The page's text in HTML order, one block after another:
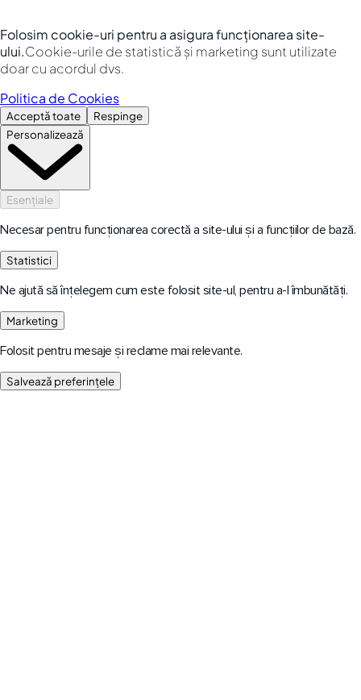
Folosim cookie-uri pentru a asigura funcționarea site-
ului.Cookie-urile de statistică și marketing sunt utilizate
doar cu acordul dvs.
Politica de Cookies
Acceptă toate
Respinge
Personalizează
Esențiale
Necesar pentru funcționarea corectă a site-ului și a funcțiilor de bază.
Statistici
Ne ajută să înțelegem cum este folosit site-ul, pentru a-l îmbunătăți.
Marketing
Folosit pentru mesaje și reclame mai relevante.
Salvează preferințele